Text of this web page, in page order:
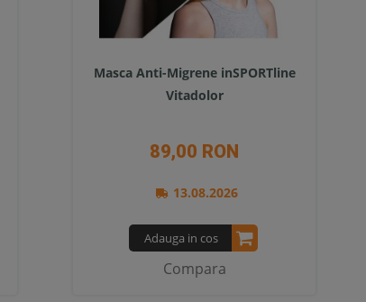
Masca Anti-Migrene inSPORTline
Vitadolor
89,00 RON
13.08.2026
Adauga in cos
Compara